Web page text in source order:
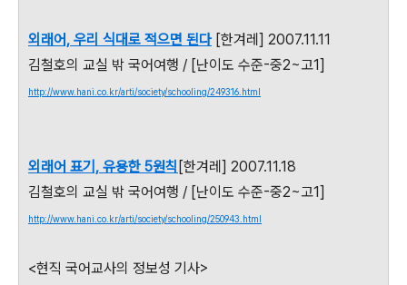
외래어, 우리 식대로 적으면 된다 [한겨레] 2007.11.11
김철호의 교실 밖 국어여행 / [난이도 수준-중2~고1]
http://www.hani.co.kr/arti/society/schooling/249316.html
외래어 표기, 유용한 5원칙 [한겨레] 2007.11.18
김철호의 교실 밖 국어여행 / [난이도 수준-중2~고1]
http://www.hani.co.kr/arti/society/schooling/250943.html
<현직 국어교사의 정보성 기사>